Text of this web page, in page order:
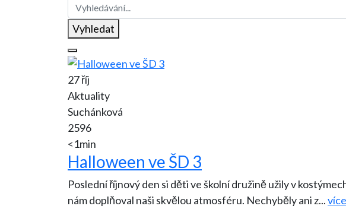
Vyhledat
27 říj
Aktuality
Suchánková
2596
<1min
Halloween ve ŠD 3
Poslední říjnový den si děti ve školní družině užily v
nám doplňoval naši skvělou atmosféru. Nechyběly ani z...